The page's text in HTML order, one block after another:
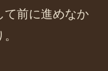
て前に進めなか